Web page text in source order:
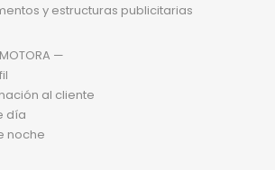
y estructuras publicitarias
—
al cliente
día
noche